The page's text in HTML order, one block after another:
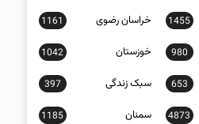
1455 خراسان رضوی 1161
980 خوزستان 1042
653 سبک زندگی 397
4873 سمنان 1185